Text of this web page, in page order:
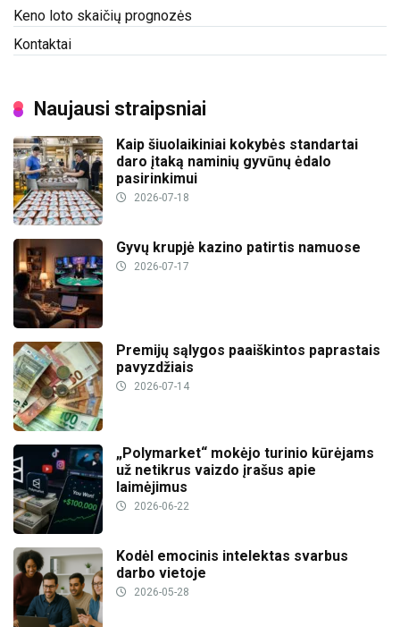
Keno loto skaičių prognozės
Kontaktai
Naujausi straipsniai
Kaip šiuolaikiniai kokybės standartai
daro įtaką naminių gyvūnų ėdalo
pasirinkimui
2026-07-18
Gyvų krupjė kazino patirtis namuose
2026-07-17
Premijų sąlygos paaiškintos paprastais
pavyzdžiais
2026-07-14
„Polymarket“ mokėjo turinio kūrėjams
už netikrus vaizdo įrašus apie
laimėjimus
2026-06-22
Kodėl emocinis intelektas svarbus
darbo vietoje
2026-05-28